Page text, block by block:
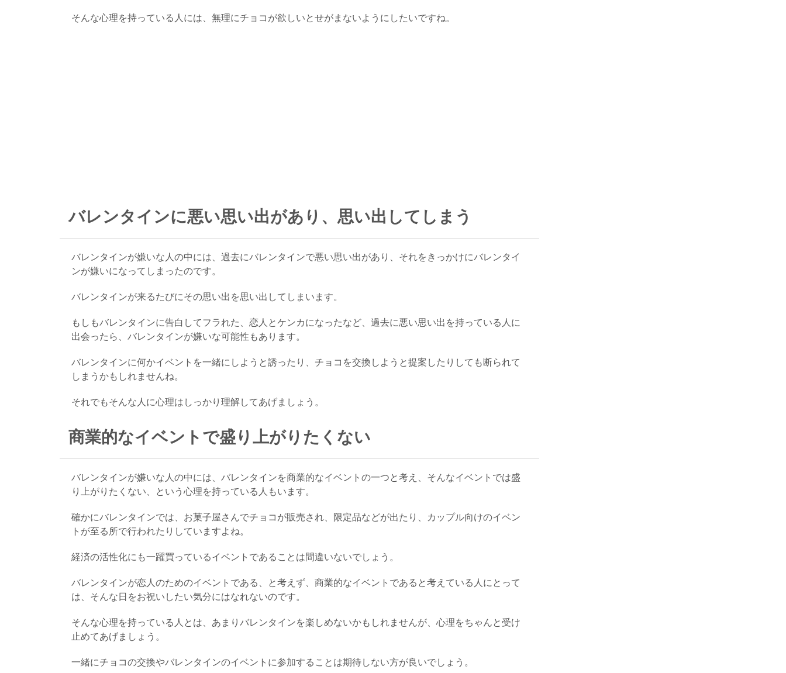
そんな心理を持っている人には、無理にチョコが欲しいとせがまないようにしたいですね。
バレンタインに悪い思い出があり、思い出してしまう
バレンタインが嫌いな人の中には、過去にバレンタインで悪い思い出があり、それをきっかけにバレンタイ
ンが嫌いになってしまったのです。
バレンタインが来るたびにその思い出を思い出してしまいます。
もしもバレンタインに告白してフラれた、恋人とケンカになったなど、過去に悪い思い出を持っている人に
出会ったら、バレンタインが嫌いな可能性もあります。
バレンタインに何かイベントを一緒にしようと誘ったり、チョコを交換しようと提案したりしても断られて
しまうかもしれませんね。
それでもそんな人に心理はしっかり理解してあげましょう。
商業的なイベントで盛り上がりたくない
バレンタインが嫌いな人の中には、バレンタインを商業的なイベントの一つと考え、そんなイベントでは盛
り上がりたくない、という心理を持っている人もいます。
確かにバレンタインでは、お菓子屋さんでチョコが販売され、限定品などが出たり、カップル向けのイベン
トが至る所で行われたりしていますよね。
経済の活性化にも一躍買っているイベントであることは間違いないでしょう。
バレンタインが恋人のためのイベントである、と考えず、商業的なイベントであると考えている人にとって
は、そんな日をお祝いしたい気分にはなれないのです。
そんな心理を持っている人とは、あまりバレンタインを楽しめないかもしれませんが、心理をちゃんと受け
止めてあげましょう。
一緒にチョコの交換やバレンタインのイベントに参加することは期待しない方が良いでしょう。